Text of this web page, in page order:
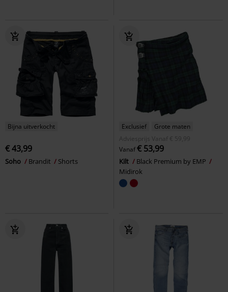
Bijna uitverkocht
€ 43,99
Soho Brandit Shorts
Exclusief
Grote maten
Adviesprijs
Vanaf € 59,99
Vanaf€ 53,99
Kilt
Black Premium by EMP
Midirok